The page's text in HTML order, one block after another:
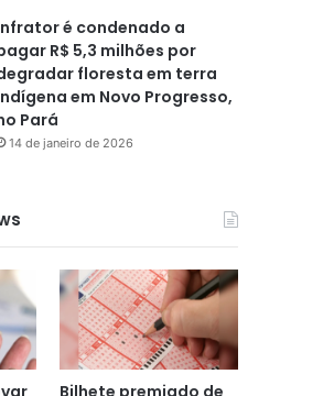
é condenado a
R$ 5,3 milhões por
floresta em terra
em Novo Progresso,
Pará
14 de janeiro de 2026